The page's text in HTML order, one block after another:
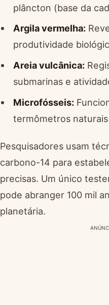
plâncton (base da
Argila vermelha:
produtividade
Areia vulcânica:
submarinas e
Microfósseis:
termômetros
Pesquisadores usam
carbono-14 para
precisas. Um único
pode abranger 100 mil
planetária.